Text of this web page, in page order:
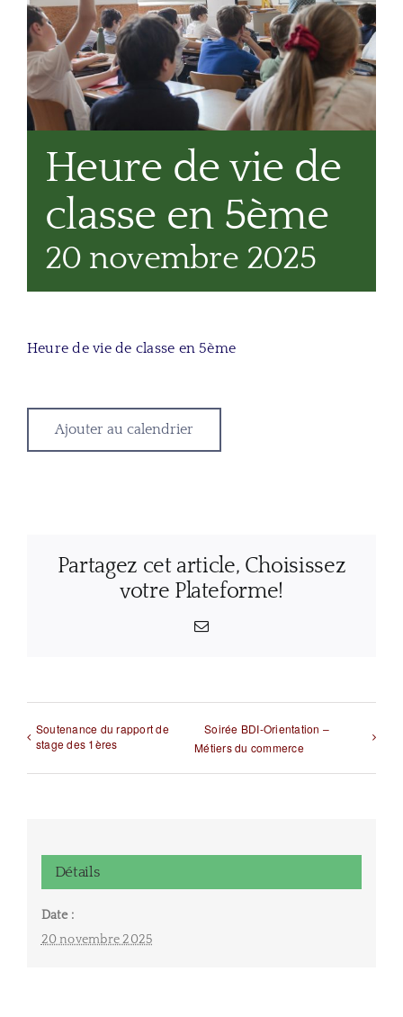
Heure de vie de
classe en 5ème
20 novembre 2025
Heure de vie de classe en 5ème
Ajouter au calendrier
Partagez cet article, Choisissez
votre Plateforme!
Email
Soutenance du rapport de
stage des 1ères
Soirée BDI-Orientation –
Métiers du commerce
Détails
Date :
20 novembre 2025